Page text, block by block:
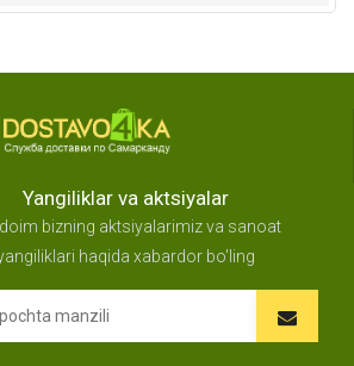
Yangiliklar va aktsiyalar
bizning aktsiyalarimiz va sanoat
haqida xabardor bo'ling